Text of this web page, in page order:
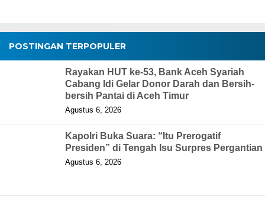
POSTINGAN TERPOPULER
Rayakan HUT ke-53, Bank Aceh Syariah
Cabang Idi Gelar Donor Darah dan Bersih-
bersih Pantai di Aceh Timur
Agustus 6, 2026
Kapolri Buka Suara: “Itu Prerogatif
Presiden” di Tengah Isu Surpres Pergantian
Agustus 6, 2026